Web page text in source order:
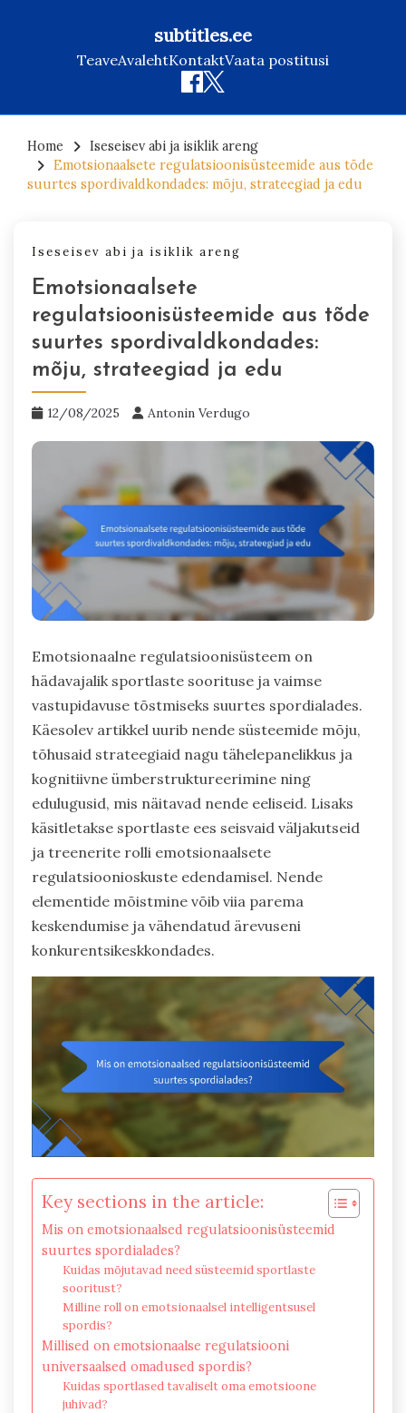
subtitles.ee
TeaveAvalehtKontaktVaata postitusi
content
Home
Iseseisev abi ja isiklik areng
Emotsionaalsete regulatsioonisüsteemide aus tõde
suurtes spordivaldkondades: mõju, strateegiad ja edu
Iseseisev abi ja isiklik areng
Emotsionaalsete
regulatsioonisüsteemide aus tõde
suurtes spordivaldkondades:
mõju, strateegiad ja edu
12/08/2025 Antonin Verdugo
Emotsionaalne regulatsioonisüsteem on
hädavajalik sportlaste soorituse ja vaimse
vastupidavuse tõstmiseks suurtes spordialades.
Käesolev artikkel uurib nende süsteemide mõju,
tõhusaid strateegiaid nagu tähelepanelikkus ja
kognitiivne ümberstruktureerimine ning
edulugusid, mis näitavad nende eeliseid. Lisaks
käsitletakse sportlaste ees seisvaid väljakutseid
ja treenerite rolli emotsionaalsete
regulatsioonioskuste edendamisel. Nende
elementide mõistmine võib viia parema
keskendumise ja vähendatud ärevuseni
konkurentsikeskkondades.
Key sections in the article:
Mis on emotsionaalsed regulatsioonisüsteemid
suurtes spordialades?
Kuidas mõjutavad need süsteemid sportlaste
sooritust?
Milline roll on emotsionaalsel intelligentsusel
spordis?
Millised on emotsionaalse regulatsiooni
universaalsed omadused spordis?
Kuidas sportlased tavaliselt oma emotsioone
juhivad?